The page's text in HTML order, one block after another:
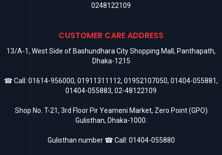
0248122109
CUSTOMER CARE ADDRESS
13/A-1, West Side of Bashundhara City Shopping Mall, Panthapath,
Dhaka-1215
☎ Call: 01614-956000, 01911311112, 01952107050, 01404-055881,
01404-055883, 02-48122109
Shop No. T-21, 3rd Floor Pir Yeameni Market, Zero Point (GPO)
Gulisthan, Dhaka-1000.
Gulisthan number ☎ Call: 01404-055880